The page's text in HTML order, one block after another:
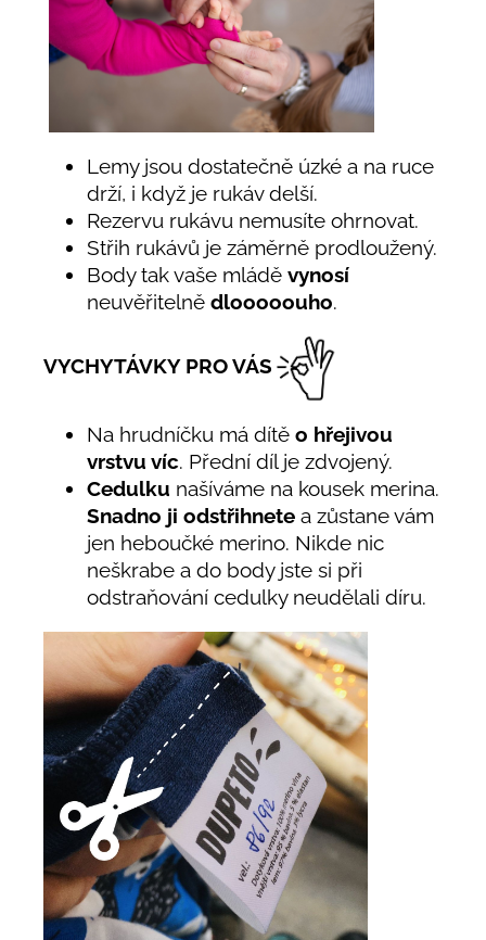
Lemy jsou dostatečně úzké a na ruce
drží, i když je rukáv delší.
Rezervu rukávu nemusíte ohrnovat.
Střih rukávů je záměrně prodloužený.
Body tak vaše mládě vynosí
neuvěřitelně dlooooouho.
VYCHYTÁVKY PRO VÁS
Na hrudníčku má dítě o hřejivou
vrstvu víc. Přední díl je zdvojený.
Cedulku našíváme na kousek merina.
Snadno ji odstřihnete a zůstane vám
jen heboučké merino. Nikde nic
neškrabe a do body jste si při
odstraňování cedulky neudělali díru.